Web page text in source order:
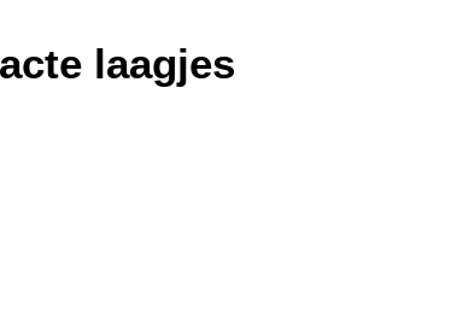
laagjes